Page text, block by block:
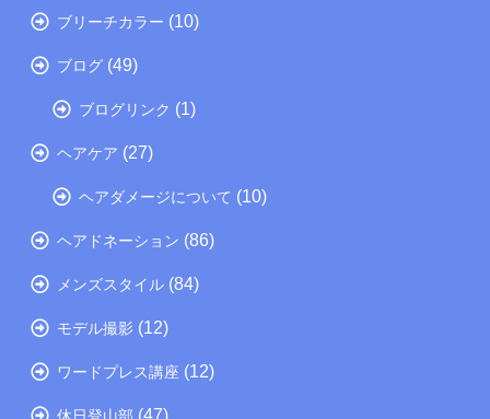
ブリーチカラー (10)
ブログ (49)
ブログリンク (1)
ヘアケア (27)
ヘアダメージについて (10)
ヘアドネーション (86)
メンズスタイル (84)
モデル撮影 (12)
ワードプレス講座 (12)
休日登山部 (47)